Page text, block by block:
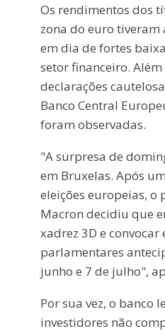
Os rendimentos dos
zona do euro
em dia de fortes
setor financeiro.
declarações
Banco Central
foram observadas.
"A surpresa de
em Bruxelas. Após
eleições europeias, o
Macron decidiu que
xadrez 3D e convocar
parlamentares
junho e 7 de julho",
Por sua vez, o banco
investidores não